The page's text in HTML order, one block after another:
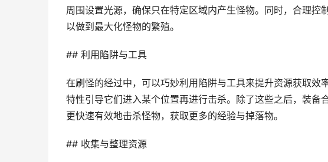
周围设置光源，确保只在特定区域内产生怪物。同时，合理
以做到最大化怪物的繁殖。
## 利用陷阱与工具
在刷怪的经过中，可以巧妙利用陷阱与工具来提升资源获取效
特性引导它们进入某个位置再进行击杀。除了这些之后，装备
更快速有效地击杀怪物，获取更多的经验与掉落物。
## 收集与整理资源